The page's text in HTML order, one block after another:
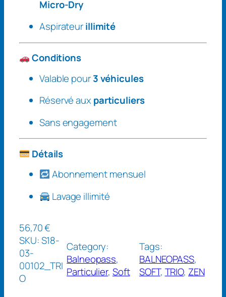
Micro-Dry
Aspirateurillimité
Conditions
Valable pour3 véhicules
Réservé auxparticuliers
Sans engagement
Détails
Abonnement mensuel
Lavage illimité
56,70€
SKU:S18-
03-
00102_TRI
O
Category:
Balneopass
Particulier, Soft
Tags:
BALNEOPASS
SOFT, TRIO, ZEN